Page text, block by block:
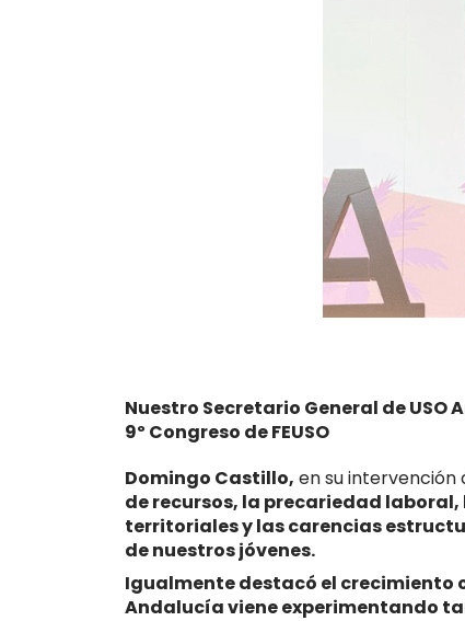
Nuestro Secretario General de
9º Congreso de FEUSO
Domingo Castillo, en su intervención
de recursos, la precariedad
territoriales y las carencias
de nuestros jóvenes.
Igualmente destacó el crecimiento
Andalucía viene experimentando